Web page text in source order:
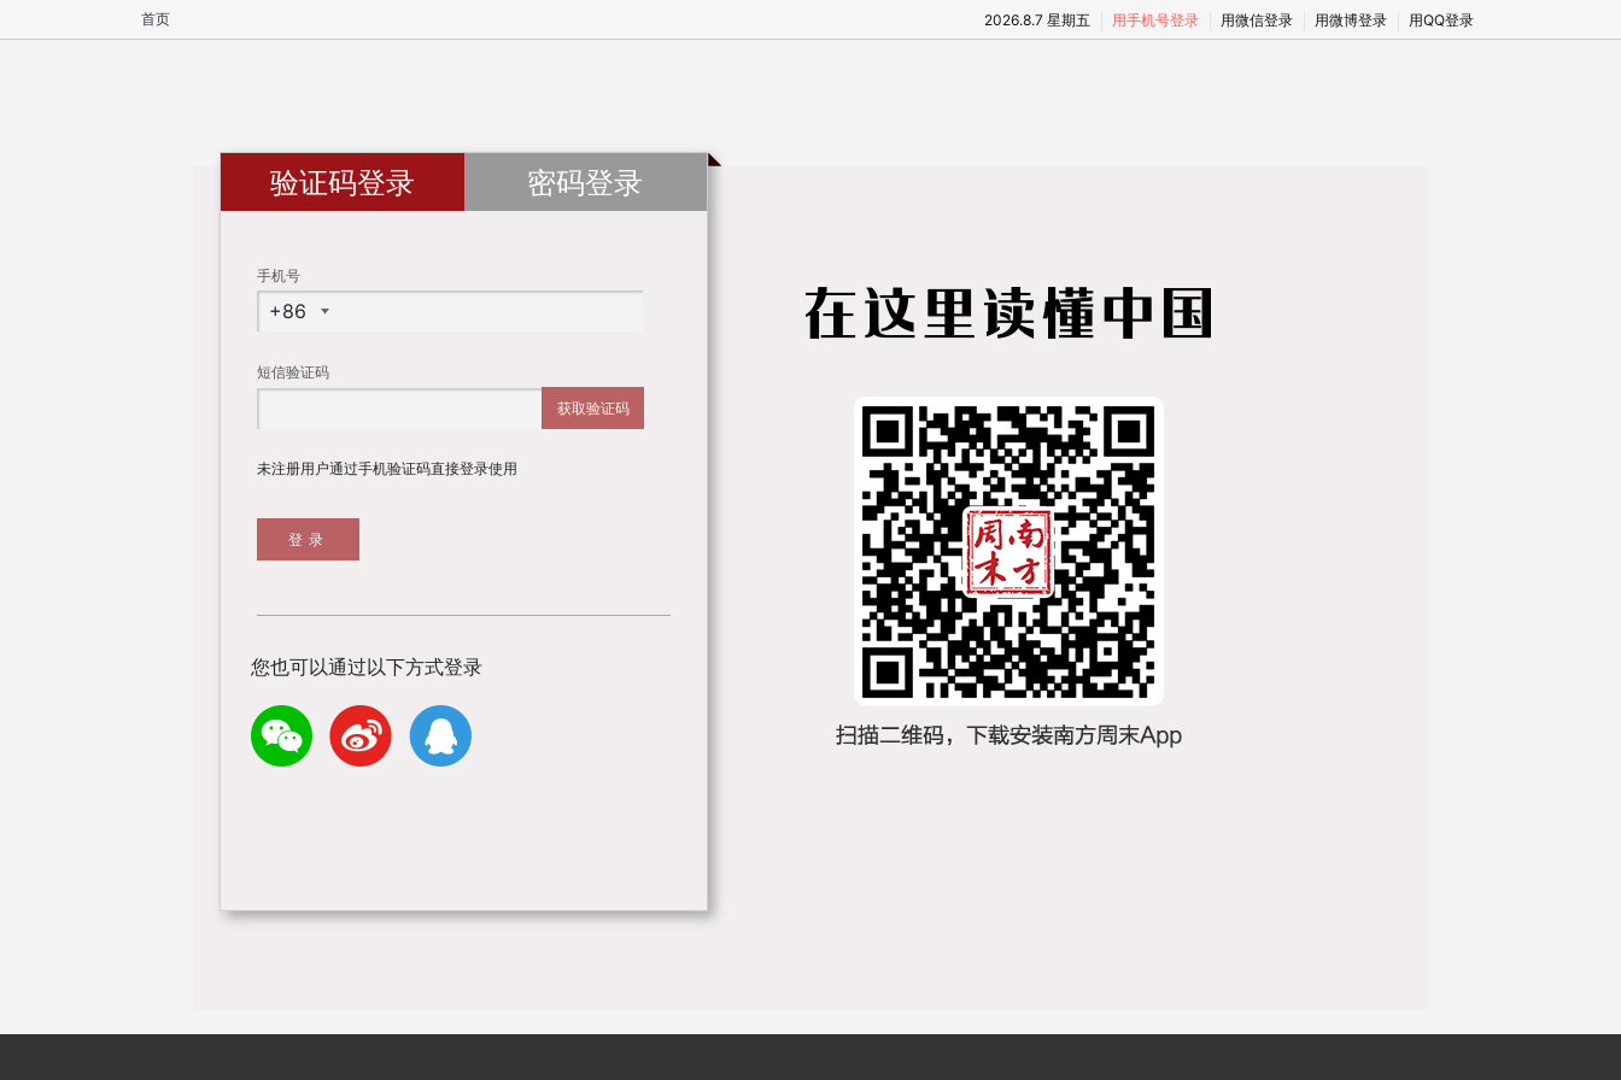
首页 2026.8.7 星期五 用手机号登录 用微信登录 用微博登录 用QQ登录
验证码登录 密码登录
手机号
短信验证码
获取验证码
未注册用户通过手机验证码直接登录使用
登录
您也可以通过以下方式登录